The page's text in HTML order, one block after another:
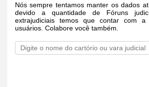
Nós sempre tentamos manter os dados
devido a quantidade de Fóruns
extrajudiciais temos que contar com a
usuários. Colabore você também.